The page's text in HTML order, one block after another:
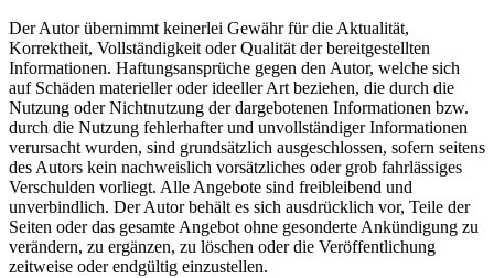
Der Autor übernimmt keinerlei Gewähr für die Aktualität,
Korrektheit, Vollständigkeit oder Qualität der bereitgestellten
Informationen. Haftungsansprüche gegen den Autor, welche sich
auf Schäden materieller oder ideeller Art beziehen, die durch die
Nutzung oder Nichtnutzung der dargebotenen Informationen bzw.
durch die Nutzung fehlerhafter und unvollständiger Informationen
verursacht wurden, sind grundsätzlich ausgeschlossen, sofern seitens
des Autors kein nachweislich vorsätzliches oder grob fahrlässiges
Verschulden vorliegt. Alle Angebote sind freibleibend und
unverbindlich. Der Autor behält es sich ausdrücklich vor, Teile der
Seiten oder das gesamte Angebot ohne gesonderte Ankündigung zu
verändern, zu ergänzen, zu löschen oder die Veröffentlichung
zeitweise oder endgültig einzustellen.